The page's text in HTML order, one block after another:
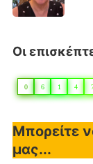
Οι
0 6 1 4
Μπορείτε
μας...